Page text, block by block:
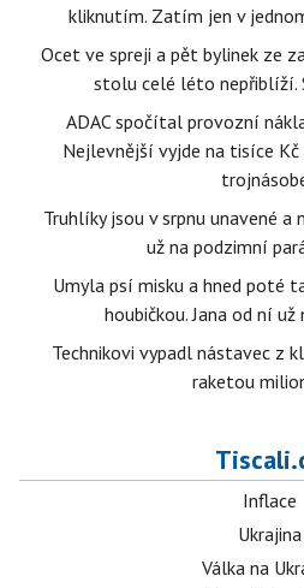
kliknutím. Zatím jen v
Ocet ve spreji a pět bylinek ze
stolu celé léto nepřiblíží.
ADAC spočítal provozní
Nejlevnější vyjde na tisíce Kč
Truhlíky jsou v srpnu unavené a
už na podzimní
Umyla psí misku a hned poté
houbičkou. Jana od ní
Technikovi vypadl nástavec z
raketou
Inflace
Ukrajina
Válka na